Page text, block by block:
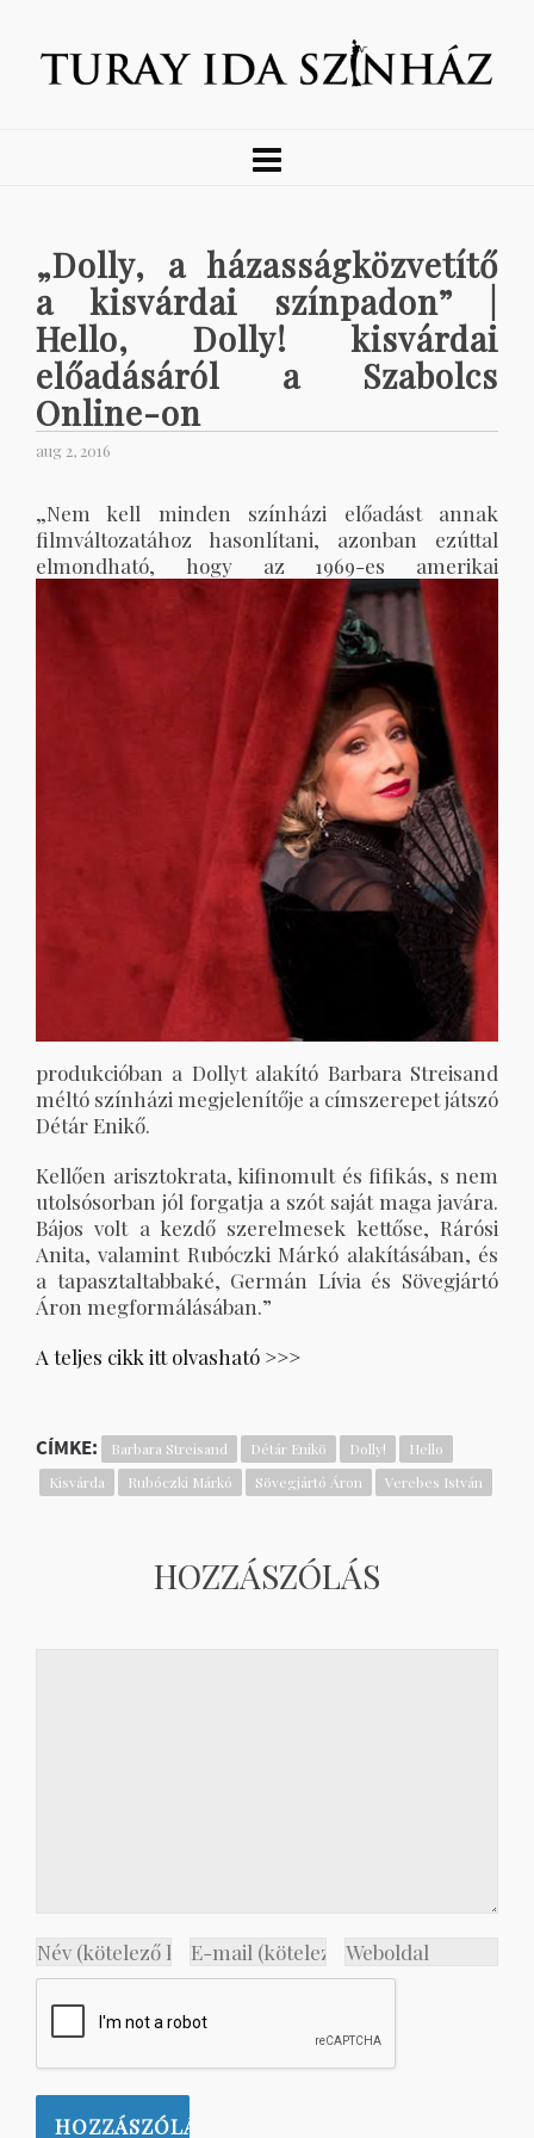
„Dolly, a házasságközvetítő
a kisvárdai színpadon” |
Hello, Dolly! kisvárdai
előadásáról a Szabolcs
Online-on
aug 2, 2016
„Nem kell minden színházi előadást annak
filmváltozatához hasonlítani, azonban ezúttal
elmondható, hogy az 1969-es amerikai
produkcióban a Dollyt alakító Barbara Streisand
méltó színházi megjelenítője a címszerepet játszó
Détár Enikő.
Kellően arisztokrata, kifinomult és fifikás, s nem
utolsósorban jól forgatja a szót saját maga javára.
Bájos volt a kezdő szerelmesek kettőse, Rárósi
Anita, valamint Rubóczki Márkó alakításában, és
a tapasztaltabbaké, Germán Lívia és Sövegjártó
Áron megformálásában.”
A teljes cikk itt olvasható >>>
CÍMKE: Barbara Streisand Détár Enikö Dolly!
Hello
Kisvárda
Rubóczki Márkó Sövegjártó Áron Verebes István
HOZZÁSZÓLÁS